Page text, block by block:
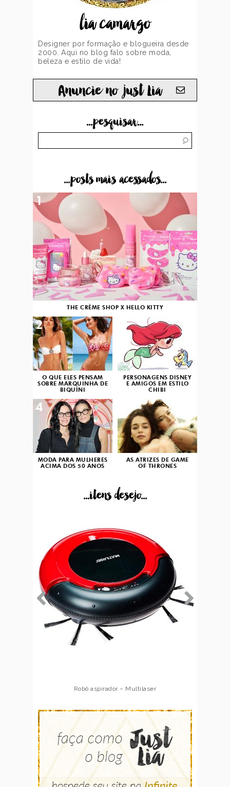
lia camargo
Designer por formação e blogueira desde
2000. Aqui no blog falo sobre moda,
beleza e estilo de vida!
Anuncie no just Lia
...pesquisar...
...posts mais acessados...
THE CRÈME SHOP X HELLO KITTY
1
O QUE ELES PENSAM
SOBRE MARQUINHA DE
BIQUÍNI
2
PERSONAGENS DISNEY
E AMIGOS EM ESTILO
CHIBI
3
MODA PARA MULHERES
ACIMA DOS 50 ANOS
4
AS ATRIZES DE GAME
OF THRONES
...itens desejo...
Robô aspirador – Multilaser